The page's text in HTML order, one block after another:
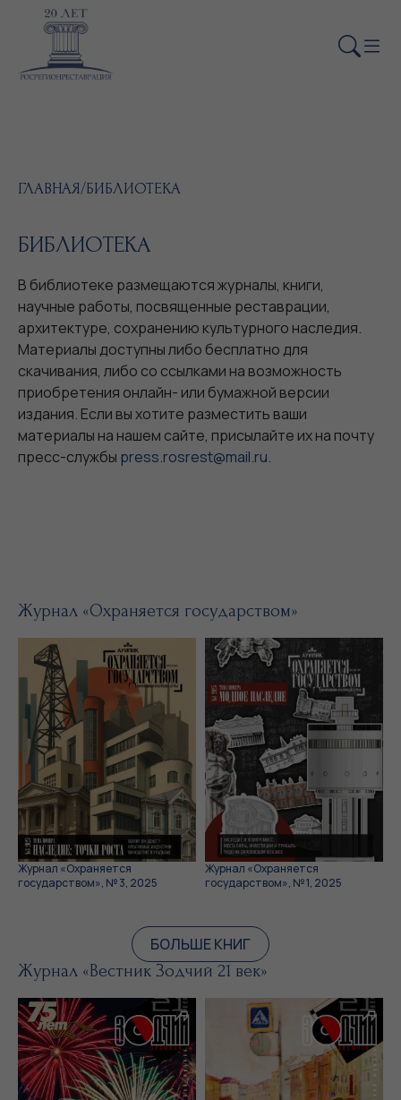
ГЛАВНАЯ/БИБЛИОТЕКА
БИБЛИОТЕКА
В библиотеке размещаются журналы, книги,
научные работы, посвященные реставрации,
архитектуре, сохранению культурного наследия.
Материалы доступны либо бесплатно для
скачивания, либо со ссылками на возможность
приобретения онлайн- или бумажной версии
издания. Если вы хотите разместить ваши
материалы на нашем сайте, присылайте их на почту
пресс-службы press.rosrest@mail.ru.
Журнал «Охраняется государством»
Журнал «Охраняется
государством», № 3, 2025
Журнал «Охраняется
государством», № 1, 2025
БОЛЬШЕ КНИГ
Журнал «Вестник Зодчий 21 век»